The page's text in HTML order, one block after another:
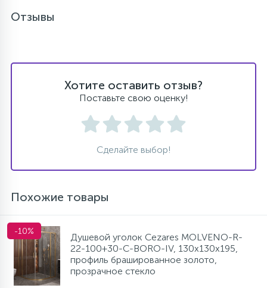
Отзывы
Хотите оставить отзыв?
Поставьте свою оценку!
Сделайте выбор!
Похожие товары
-10%
Душевой уголок Cezares MOLVENO-R-
22-100+30-C-BORO-IV, 130х130х195,
профиль брашированное золото,
прозрачное стекло